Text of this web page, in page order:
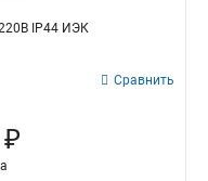
IP44 ИЭК
Сравнить